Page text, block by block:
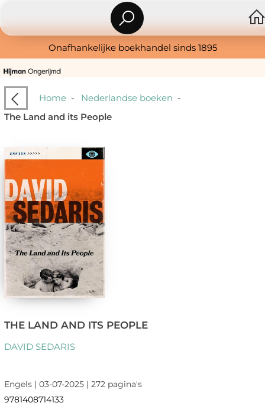
Onafhankelijke boekhandel sinds 1895
Home- Nederlandse boeken -
The Land and its People
THE LAND AND ITS PEOPLE
DAVID SEDARIS
Engels | 03-07-2025 | 272 pagina's
9781408714133